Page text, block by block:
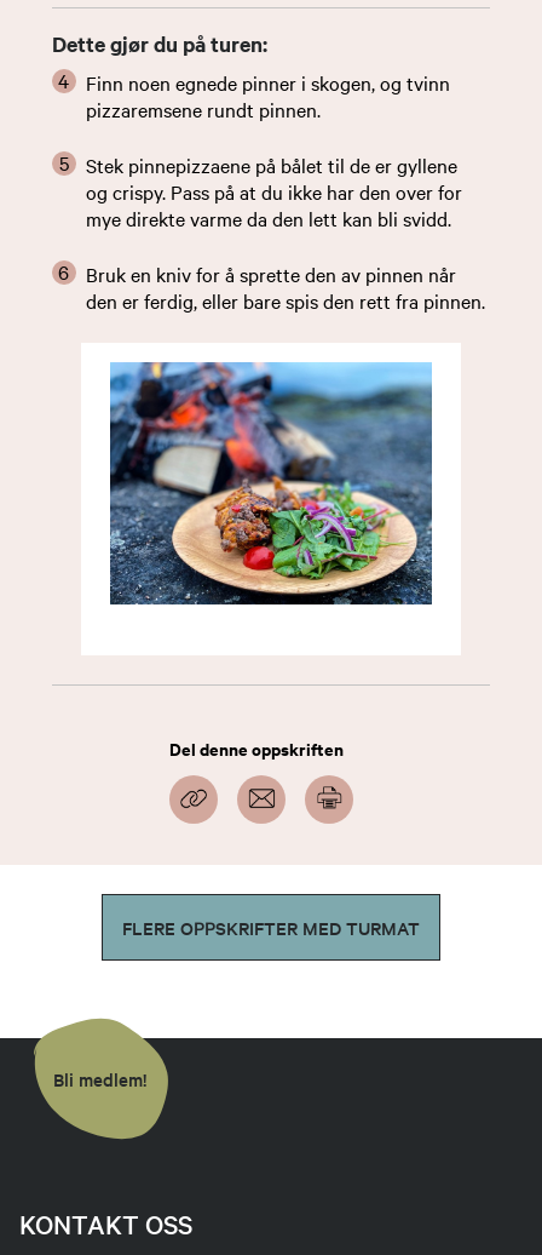
Dette gjør du på turen:
Finn noen egnede pinner i skogen, og tvinn
pizzaremsene rundt pinnen.
Stek pinnepizzaene på bålet til de er gyllene
og crispy. Pass på at du ikke har den over for
mye direkte varme da den lett kan bli svidd.
Bruk en kniv for å sprette den av pinnen når
den er ferdig, eller bare spis den rett fra pinnen. ​
Del denne oppskriften
FLERE OPPSKRIFTER MED TURMAT
Bli medlem!
KONTAKT OSS